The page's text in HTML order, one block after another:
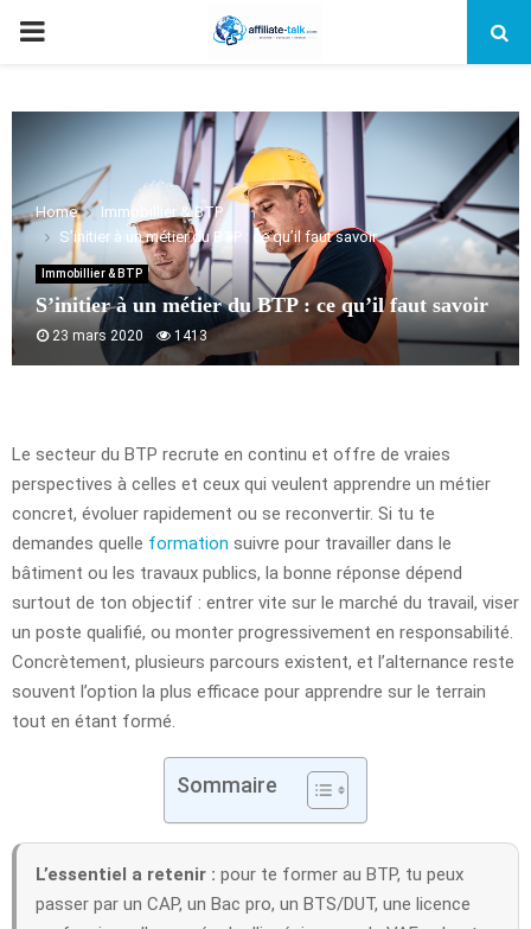
PRIMARY
Home
Immobillier & BTP
S’initier à un métier du BTP : ce qu’il faut savoir
Immobillier & BTP
S’initier à un métier du BTP : ce qu’il faut savoir
23 mars 2020 1413
Le secteur du BTP recrute en continu et offre de vraies
perspectives à celles et ceux qui veulent apprendre un métier
concret, évoluer rapidement ou se reconvertir. Si tu te
demandes quelle formation suivre pour travailler dans le
bâtiment ou les travaux publics, la bonne réponse dépend
surtout de ton objectif : entrer vite sur le marché du travail, viser
un poste qualifié, ou monter progressivement en responsabilité.
Concrètement, plusieurs parcours existent, et l’alternance reste
souvent l’option la plus efficace pour apprendre sur le terrain
tout en étant formé.
Sommaire
L’essentiel a retenir : pour te former au BTP, tu peux
passer par un CAP, un Bac pro, un BTS/DUT, une licence